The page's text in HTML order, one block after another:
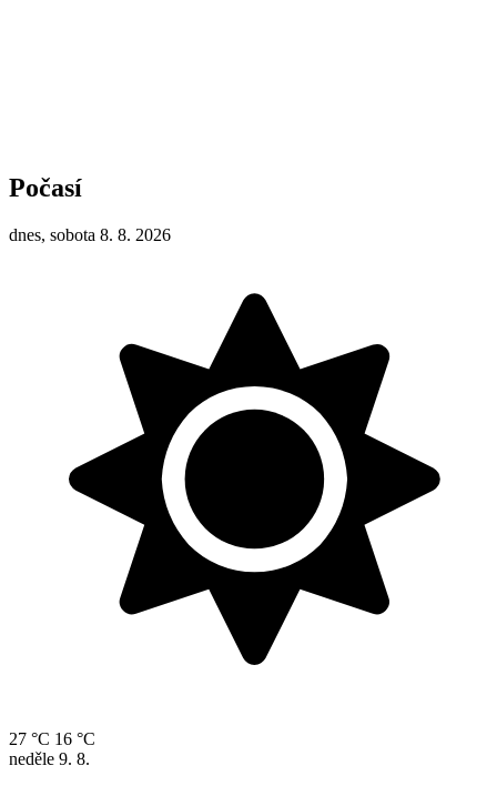
Počasí
dnes, sobota 8. 8. 2026
27 °C 16 °C
neděle 9. 8.